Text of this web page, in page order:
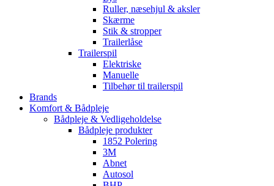
Ruller, næsehjul & aksler
Skærme
Stik & stropper
Trailerlåse
Trailerspil
Elektriske
Manuelle
Tilbehør til trailerspil
Brands
Komfort & Bådpleje
Bådpleje & Vedligeholdelse
Bådpleje produkter
1852 Polering
3M
Abnet
Autosol